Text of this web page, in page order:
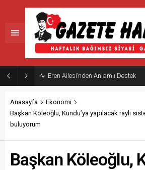
Anasayfa
Ekonomi
Başkan Köleoğlu, Kundu’ya yapılacak raylı
buluyorum
Başkan Köleoğlu,